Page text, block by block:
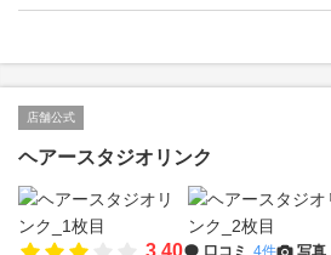
店舗公式
ヘアースタジオリンク
3.40 口コミ 4件 写真